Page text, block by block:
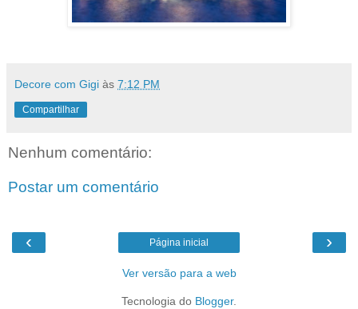
Decore com Gigi às 7:12 PM
Compartilhar
Nenhum comentário:
Postar um comentário
‹ ›
Página inicial
Ver versão para a web
Tecnologia do Blogger.